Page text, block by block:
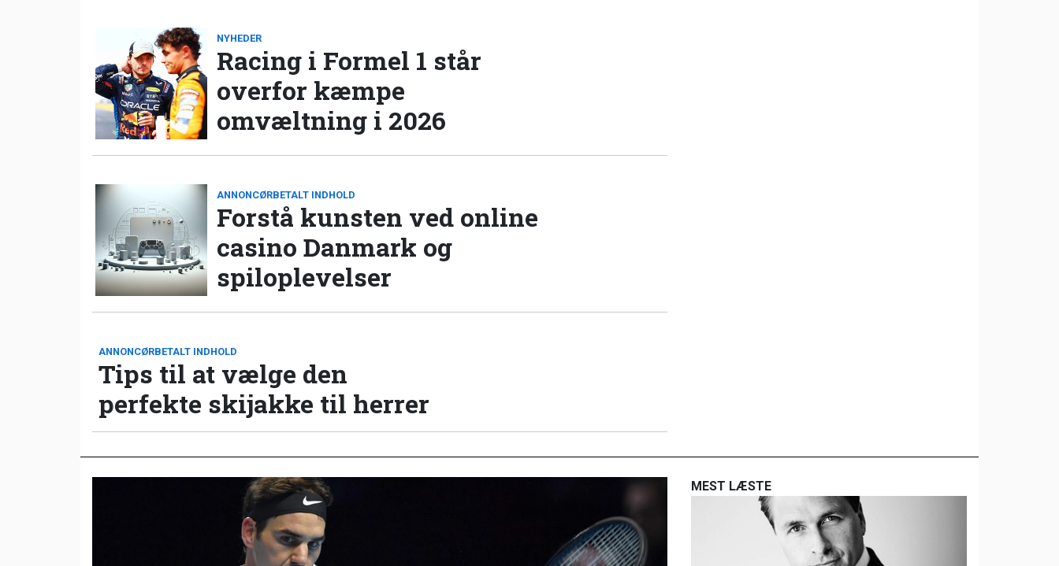
NYHEDER
Racing i Formel 1 står
overfor kæmpe
omvæltning i 2026
ANNONCØRBETALT INDHOLD
Forstå kunsten ved online
casino Danmark og
spiloplevelser
ANNONCØRBETALT INDHOLD
Tips til at vælge den
perfekte skijakke til herrer
MEST LÆSTE